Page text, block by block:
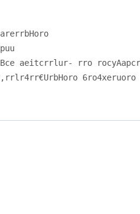
aeitcrrlur- rro
6ro4xeruoro